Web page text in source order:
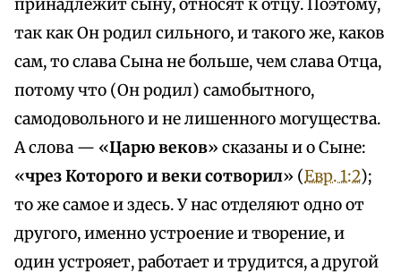
принадлежит сыну, относят к отцу. Поэтому,
так как Он родил сильного, и такого же, каков
сам, то слава Сына не больше, чем слава Отца,
потому что (Он родил) самобытного,
самодовольного и не лишенного могущества.
А слова — «Царю веков» сказаны и о Сыне:
«чрез Которого и веки сотворил» (Евр. 1:2);
то же самое и здесь. У нас отделяют одно от
другого, именно устроение и творение, и
один устрояет, работает и трудится, а другой